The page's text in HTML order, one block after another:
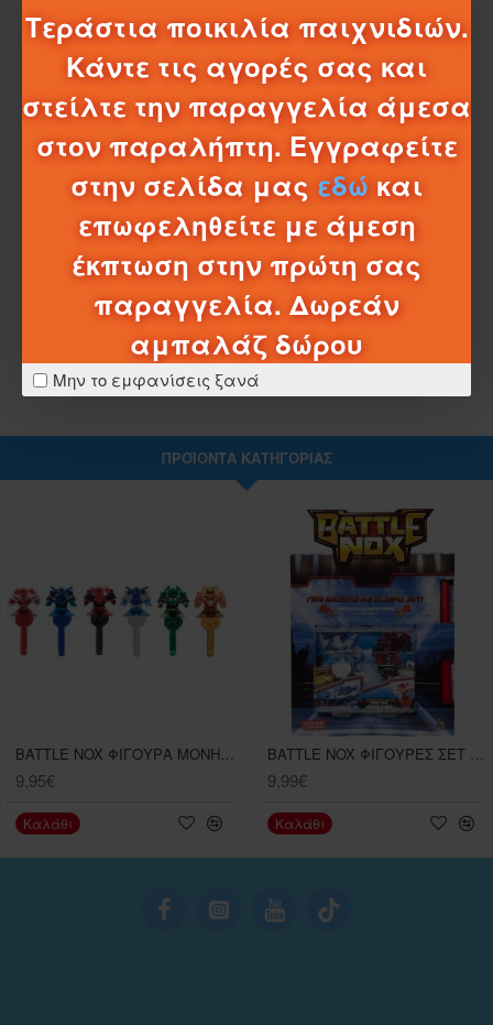
Τεράστια ποικιλία παιχνιδιών.
Κάντε τις αγορές σας και
στείλτε την παραγγελία άμεσα
στον παραλήπτη. Εγγραφείτε
στην σελίδα μας εδώ και
επωφεληθείτε με άμεση
έκπτωση στην πρώτη σας
παραγγελία. Δωρεάν
αμπαλάζ δώρου
Μην το εμφανίσεις ξανά
Μικρές φιγούρες με ζωάκι και αξεσουάρ από τη
σειρά "Ο Τζέικ & οι Πειρατές της Χώρας του Ποτέ". Σε 3
σχέδια. Πωλούνται ξεχωριστά και ανάλογα με τη
ΣΧΈΔΙΑ - ΜΠΑΤΑΡΊΕΣ
ΛΕΠΤΟΜΈΡΕΙΕΣ ΑΠΟΣΤΟΛΉΣ
ΠΡΟΪΌΝΤΑ ΚΑΤΗΓΟΡΊΑΣ
BATTLE NOX ΦΙΓΟΥΡΑ ΜΟΝΗ ΣΥΣΚΕΥΑΣΙΑ
9,95€
Καλάθι
BATTLE NOX ΦΙΓΟΥΡΕΣ ΣΕΤ ΤΩΝ 2 ΤΕΜ.
9,99€
Καλάθι